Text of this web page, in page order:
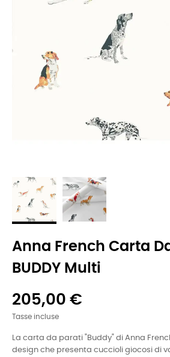
Anna French Carta
BUDDY Multi
205,00 €
Tasse incluse
La carta da parati "Buddy" di Anna
design che presenta cuccioli giocosi di